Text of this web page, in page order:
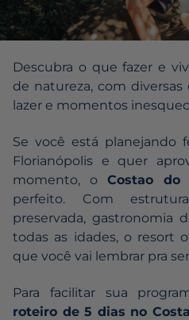
Descubra o que fazer e
de natureza, com
lazer e momentos
Se você está planejando
Florianópolis e quer
momento, o Costao do
perfeito. Com
preservada, gastronomia
todas as idades, o resort
que você vai lembrar pra
Para facilitar sua
roteiro de 5 dias no